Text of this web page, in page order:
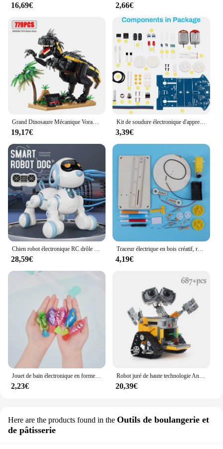
16,69€ 2,66€
Grand Dinosaure Mécanique Vorannosaure Rex en décennie s de Construction, Modèle T-Rex avec Lumières, Briques Jouets pour Enfant, Cadeau
19,17€
Kit de soudure électronique d'apprentissage pratique, kits de projet de soudure de voiture intelligente, robot suivant la ligne, électronique de bricolage pour débutants
3,39€
28,59€
Traceur électrique en bois créatif, robot de dessin, modèle STEM pour enfants, peinture automatique, science, kits électroniques, expérience de bricolage
4,19€
2,23€
Robot juré de haute technologie Andrea RC pour enfants, puissance de moteur, canonique, bricolage, modèle de nuit de construction, jouets, cadeau, 687 pièces
20,39€
Here are the products found in the Outils de boulangerie et
de pâtisserie